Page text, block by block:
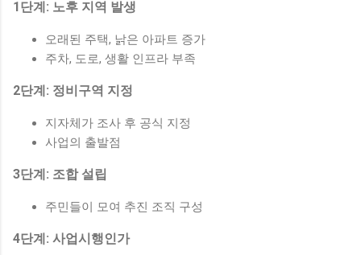
1단계: 노후 지역 발생
오래된 주택, 낡은 아파트 증가
주차, 도로, 생활 인프라 부족
2단계: 정비구역 지정
지자체가 조사 후 공식 지정
사업의 출발점
3단계: 조합 설립
주민들이 모여 추진 조직 구성
4단계: 사업시행인가